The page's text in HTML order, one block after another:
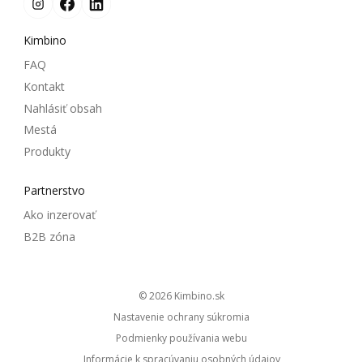
Kimbino
FAQ
Kontakt
Nahlásiť obsah
Mestá
Produkty
Partnerstvo
Ako inzerovať
B2B zóna
© 2026
kimbino.sk
Nastavenie ochrany súkromia
Podmienky používania webu
Informácie k spracúvaniu osobných údajov